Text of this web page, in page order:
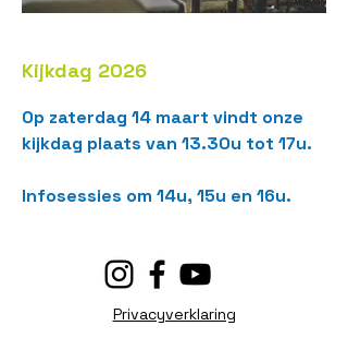
Kijkdag 2026
Op zaterdag 14 maart vindt onze
kijkdag plaats van 13.30u tot 17u.
Infosessies om 14u, 15u en 16u.
Privacyverklaring